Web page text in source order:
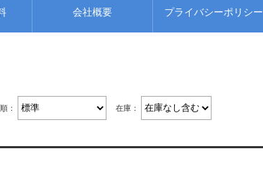
会社概要 プライバシーポリシー
： 在庫：